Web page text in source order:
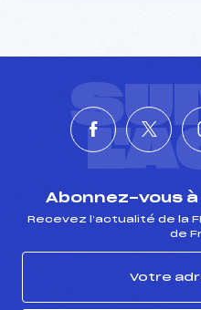
Abonnez-vous
Recevez l’actualité de la
de